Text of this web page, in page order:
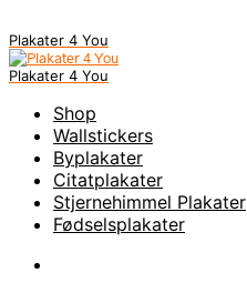
Plakater 4 You
Plakater 4 You
Shop
Wallstickers
Byplakater
Citatplakater
Stjernehimmel Plakater
Fødselsplakater